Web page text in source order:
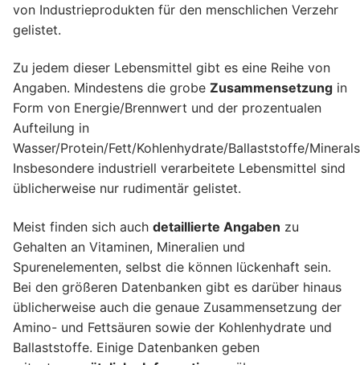
von Industrieprodukten für den menschlichen Verzehr
gelistet.
Zu jedem dieser Lebensmittel gibt es eine Reihe von
Angaben. Mindestens die grobe Zusammensetzung in
Form von Energie/Brennwert und der prozentualen
Aufteilung in
Wasser/Protein/Fett/Kohlenhydrate/Ballaststoffe/
Insbesondere industriell verarbeitete Lebensmittel sind
üblicherweise nur rudimentär gelistet.
Meist finden sich auch detaillierte Angaben zu
Gehalten an Vitaminen, Mineralien und
Spurenelementen, selbst die können lückenhaft sein.
Bei den größeren Datenbanken gibt es darüber hinaus
üblicherweise auch die genaue Zusammensetzung der
Amino- und Fettsäuren sowie der Kohlenhydrate und
Ballaststoffe. Einige Datenbanken geben